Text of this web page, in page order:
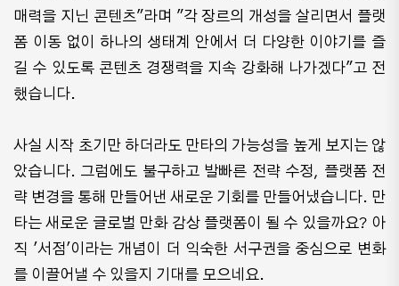
매력을 지닌 콘텐츠"라며 "각 장르의 개성을 살리면서 플랫
폼 이동 없이 하나의 생태계 안에서 더 다양한 이야기를 즐
길 수 있도록 콘텐츠 경쟁력을 지속 강화해 나가겠다"고 전
했습니다.
사실 시작 초기만 하더라도 만타의 가능성을 높게 보지는 않
았습니다. 그럼에도 불구하고 발빠른 전략 수정, 플랫폼 전
략 변경을 통해 만들어낸 새로운 기회를 만들어냈습니다. 만
타는 새로운 글로벌 만화 감상 플랫폼이 될 수 있을까요? 아
직 '서점'이라는 개념이 더 익숙한 서구권을 중심으로 변화
를 이끌어낼 수 있을지 기대를 모으네요.